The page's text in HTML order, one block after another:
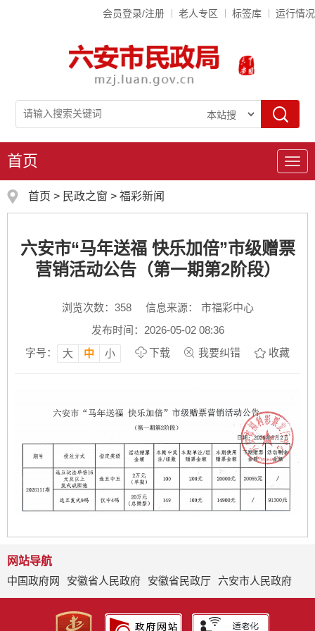
会员登录/注册 老人专区 标签库 运行情况
导
航
首页
首页 > 民政之窗 > 福彩新闻
六安市“马年送福 快乐加倍”市级赠票
营销活动公告（第一期第2阶段）
浏览次数： 358
信息来源： 市福彩中心
发布时间：2026-05-02 08:36
字号：
大 中 小 下载 我要纠错 收藏
网站导航
中国政府网
安徽省人民政府 安徽省民政厅 六安市人民政府